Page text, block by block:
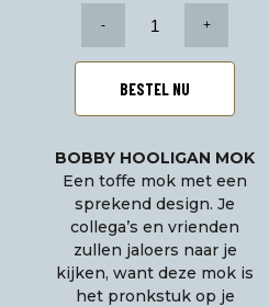
Hooligan
mok
BESTEL NU
BOBBY HOOLIGAN MOK
Een toffe mok met een
sprekend design. Je
collega’s en vrienden
zullen jaloers naar je
kijken, want deze mok is
het pronkstuk op je